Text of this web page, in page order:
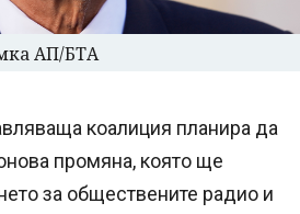
АП/БТА
коалиция планира да
промяна, която ще
за обществените радио и